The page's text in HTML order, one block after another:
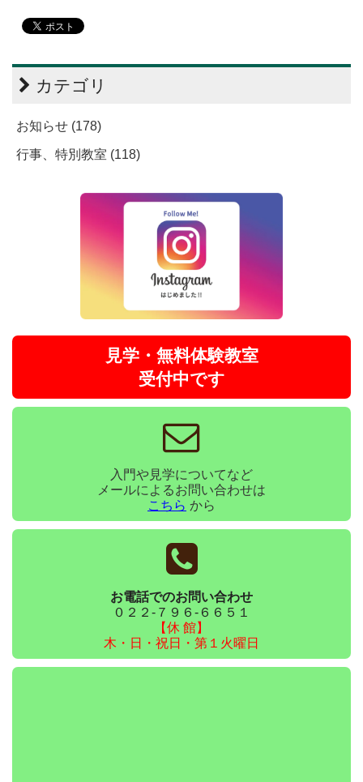
カテゴリ
お知らせ (178)
行事、特別教室 (118)
見学・無料体験教室
受付中です
入門や見学についてなど
メールによるお問い合わせは
こちら から
お電話でのお問い合わせ
０２２-７９６-６６５１
【休 館】
木・日・祝日・第１火曜日